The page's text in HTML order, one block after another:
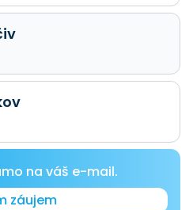
na váš e-mail.
záujem